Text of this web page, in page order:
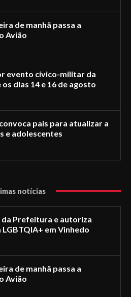
de manhã passa a
Avião
evento cívico-militar da
dias 14 e 16 de agosto
pais para atualizar a
e adolescentes
notícias
Prefeitura e autoriza
em Vinhedo
de manhã passa a
Avião